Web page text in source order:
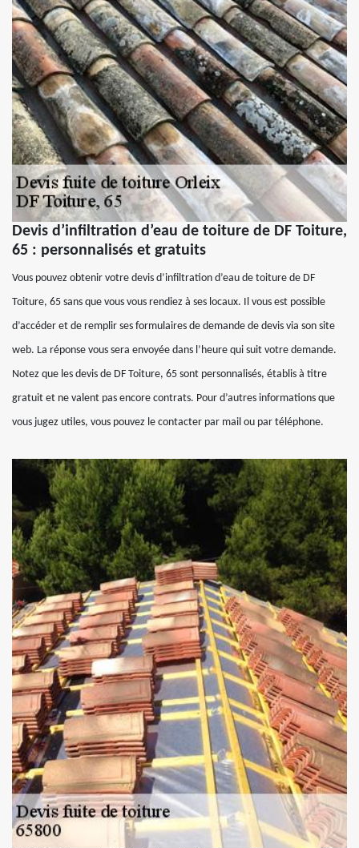
Devis d’infiltration d’eau de toiture de DF Toiture,
65 : personnalisés et gratuits
Vous pouvez obtenir votre devis d’infiltration d’eau de toiture de DF
Toiture, 65 sans que vous vous rendiez à ses locaux. Il vous est possible
d’accéder et de remplir ses formulaires de demande de devis via son site
web. La réponse vous sera envoyée dans l’heure qui suit votre demande.
Notez que les devis de DF Toiture, 65 sont personnalisés, établis à titre
gratuit et ne valent pas encore contrats. Pour d’autres informations que
vous jugez utiles, vous pouvez le contacter par mail ou par téléphone.